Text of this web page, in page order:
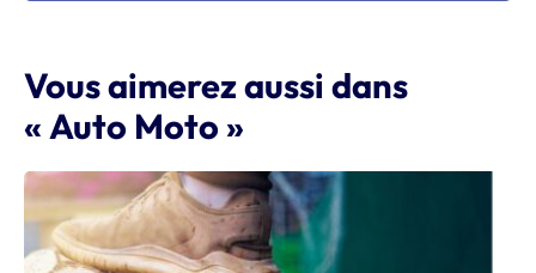
Vous aimerez aussi dans
« Auto Moto »